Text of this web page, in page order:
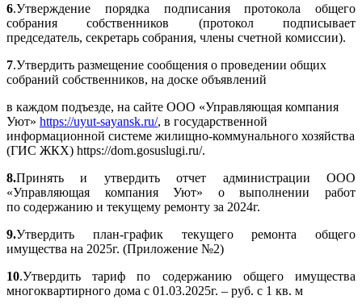
6.Утверждение порядка подписания протокола общего
собрания собственников (протокол подписывает
председатель, секретарь собрания, члены счетной комиссии).
7.Утвердить размещение сообщения о проведении общих
собраний собственников, на доске объявлений
в каждом подъезде, на сайте ООО «Управляющая компания
Уют» https://uyut-sayansk.ru/, в государственной
информационной системе жилищно-коммунального хозяйства
(ГИС ЖКХ) https://dom.gosuslugi.ru/.
8.Принять и утвердить отчет администрации ООО
«Управляющая компания Уют» о выполнении работ
по содержанию и текущему ремонту за 2024г.
9.Утвердить план-график текущего ремонта общего
имущества на 2025г. (Приложение №2)
10.Утвердить тариф по содержанию общего имущества
многоквартирного дома с 01.03.2025г. – руб. с 1 кв. м